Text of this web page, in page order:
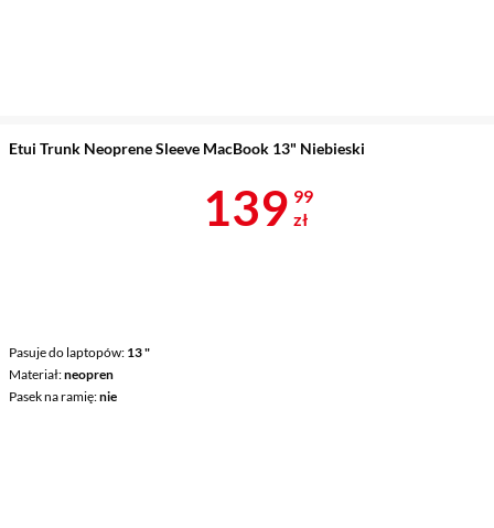
Etui Trunk Neoprene Sleeve MacBook 13" Niebieski
Pasuje do laptopów 13 "
Materiał neopren
Pasek na ramię nie
Cena 139,99
139 99
zł